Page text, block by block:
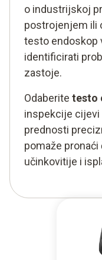
o industrijskoj
postrojenjem ili
testo endoskop
identificirati
zastoje.
Odaberite testo
inspekcije cijevi
prednosti
pomaže
učinkovitije i